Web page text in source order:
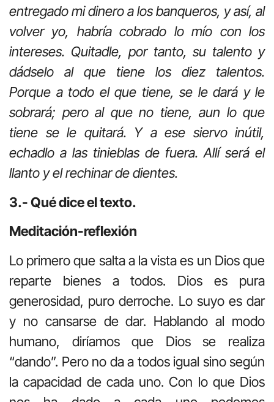
entregado mi dinero a los banqueros, y así, al
volver yo, habría cobrado lo mío con los
intereses. Quitadle, por tanto, su talento y
dádselo al que tiene los diez talentos.
Porque a todo el que tiene, se le dará y le
sobrará; pero al que no tiene, aun lo que
tiene se le quitará. Y a ese siervo inútil,
echadlo a las tinieblas de fuera. Allí será el
llanto y el rechinar de dientes.
3.- Qué dice el texto.
Meditación-reflexión
Lo primero que salta a la vista es un Dios que
reparte bienes a todos. Dios es pura
generosidad, puro derroche. Lo suyo es dar
y no cansarse de dar. Hablando al modo
humano, diríamos que Dios se realiza
“dando”. Pero no da a todos igual sino según
la capacidad de cada uno. Con lo que Dios